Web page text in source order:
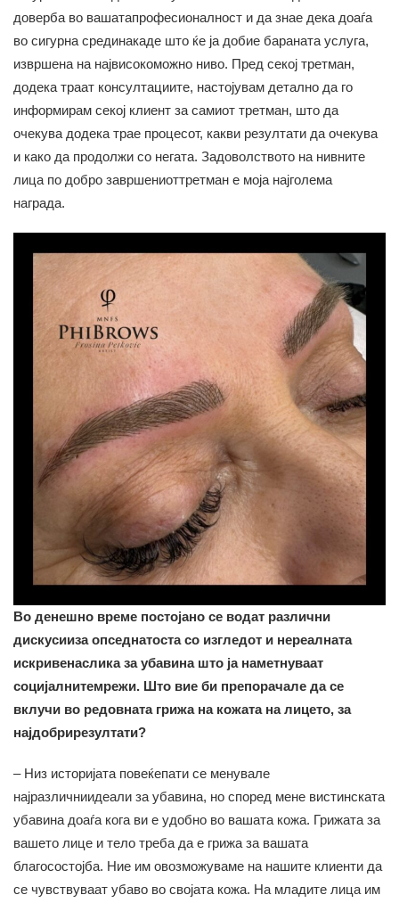
доверба во вашатапрофесионалност и да знае дека доаѓа
во сигурна срединакаде што ќе ја добие бараната услуга,
извршена на највисокоможно ниво. Пред секој третман,
додека траат консултациите, настојувам детално да го
информирам секој клиент за самиот третман, што да
очекува додека трае процесот, какви резултати да очекува
и како да продолжи со негата. Задоволството на нивните
лица по добро завршениоттретман е моја најголема
награда.
Во денешно време постојано се водат различни
дискусииза опседнатоста со изгледот и нереалната
искривенаслика за убавина што ја наметнуваат
социјалнитемрежи. Што вие би препорачале да се
вклучи во редовната грижа на кожата на лицето, за
најдобрирезултати?
– Низ историјата повеќепати се менувале
најразличниидеали за убавина, но според мене вистинската
убавина доаѓа кога ви е удобно во вашата кожа. Грижата за
вашето лице и тело треба да е грижа за вашата
благосостојба. Ние им овозможуваме на нашите клиенти да
се чувствуваат убаво во својата кожа. На младите лица им